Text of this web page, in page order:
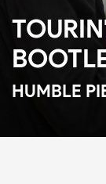
HUMBLE